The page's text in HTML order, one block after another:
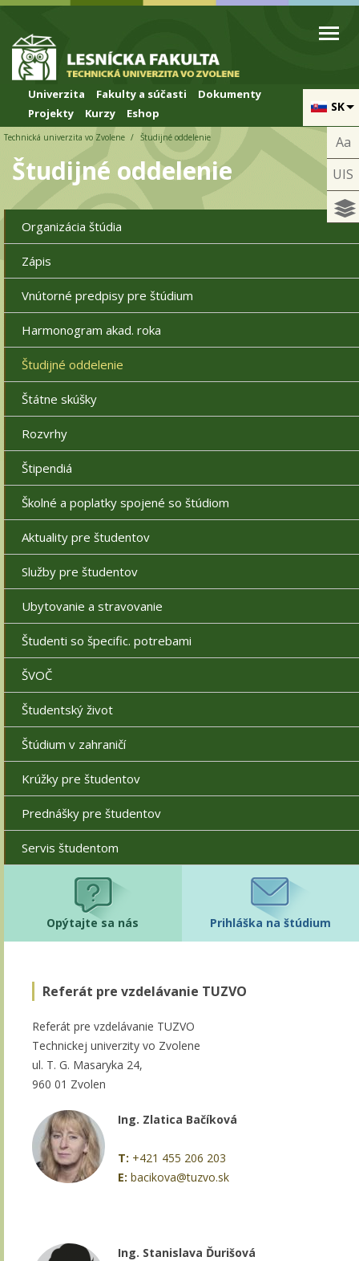
Skip to cookies
Skip to navigation
Skočiť na hlavný obsah
SK
Univerzita Fakulty a súčasti
Dokumenty
Projekty
Kurzy Eshop
Aa
UIS
Technická univerzita vo Zvolene Študijné oddelenie
Študijné oddelenie
Organizácia štúdia
Zápis
Vnútorné predpisy pre štúdium
Harmonogram akad. roka
Študijné oddelenie
Štátne skúšky
Rozvrhy
Štipendiá
Školné a poplatky spojené so štúdiom
Aktuality pre študentov
Služby pre študentov
Ubytovanie a stravovanie
Študenti so špecific. potrebami
ŠVOČ
Študentský život
Štúdium v zahraničí
Krúžky pre študentov
Prednášky pre študentov
Servis študentom
Opýtajte sa nás Prihláška na štúdium
Referát pre vzdelávanie TUZVO
Referát pre vzdelávanie TUZVO
Technickej univerzity vo Zvolene
ul. T. G. Masaryka 24,
960 01 Zvolen
Ing. Zlatica Bačíková
T: +421 455 206 203
E: bacikova@tuzvo.sk
Ing. Stanislava Ďurišová